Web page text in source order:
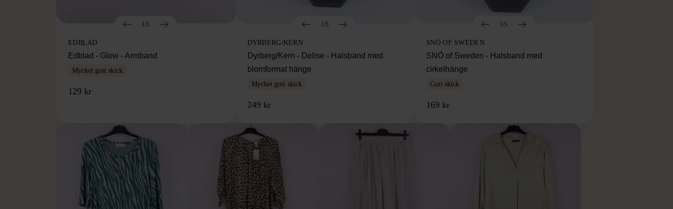
1/5
EDBLAD
Edblad - Glow - Armband
Mycket gott skick
129 kr
1/5
DYRBERG/KERN
Dyrberg/Kern - Delise - Halsband med
blomformat hänge
Mycket gott skick
249 kr
1/5
SNÖ OF SWEDEN
SNÖ of Sweden - Halsband med
cirkelhänge
Gott skick
169 kr